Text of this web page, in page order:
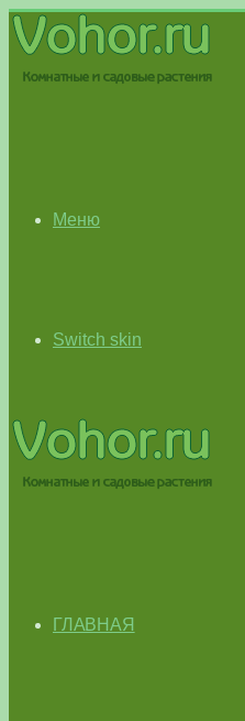
Меню
Switch skin
ГЛАВНАЯ